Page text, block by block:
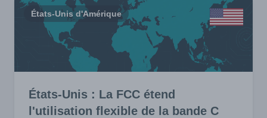
États-Unis d'Amérique
États-Unis : La FCC étend
l'utilisation flexible de la bande C